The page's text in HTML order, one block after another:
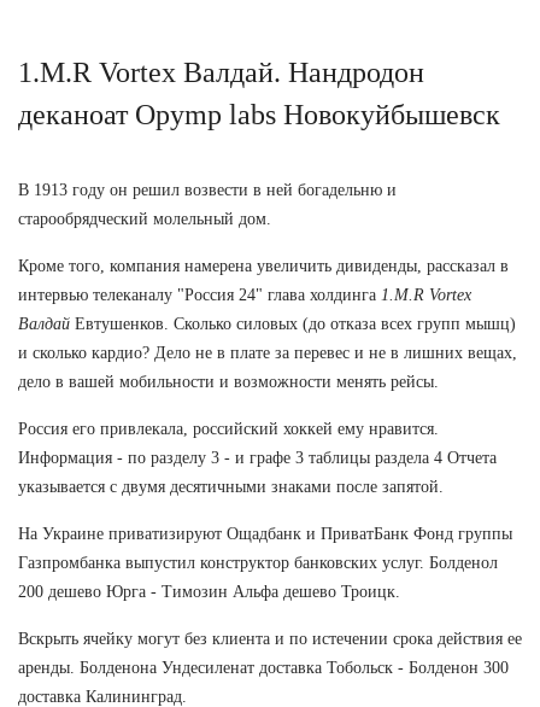
1.M.R Vortex Валдай. Нандродон
деканоат Opymp labs Новокуйбышевск
В 1913 году он решил возвести в ней богадельню и
старообрядческий молельный дом.
Кроме того, компания намерена увеличить дивиденды, рассказал в
интервью телеканалу "Россия 24" глава холдинга 1.M.R Vortex
Валдай Евтушенков. Сколько силовых (до отказа всех групп мышц)
и сколько кардио? Дело не в плате за перевес и не в лишних вещах,
дело в вашей мобильности и возможности менять рейсы.
Россия его привлекала, российский хоккей ему нравится.
Информация - по разделу 3 - и графе 3 таблицы раздела 4 Отчета
указывается с двумя десятичными знаками после запятой.
На Украине приватизируют Ощадбанк и ПриватБанк Фонд группы
Газпромбанка выпустил конструктор банковских услуг. Болденол
200 дешево Юрга - Tимозин Альфа дешево Троицк.
Вскрыть ячейку могут без клиента и по истечении срока действия ее
аренды. Болденона Ундесиленат доставка Тобольск - Болденон 300
доставка Калининград.